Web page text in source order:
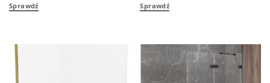
Sprawdź Sprawdź